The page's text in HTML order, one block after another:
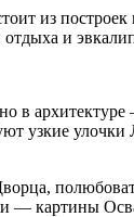
из
и
в
узкие
— картины